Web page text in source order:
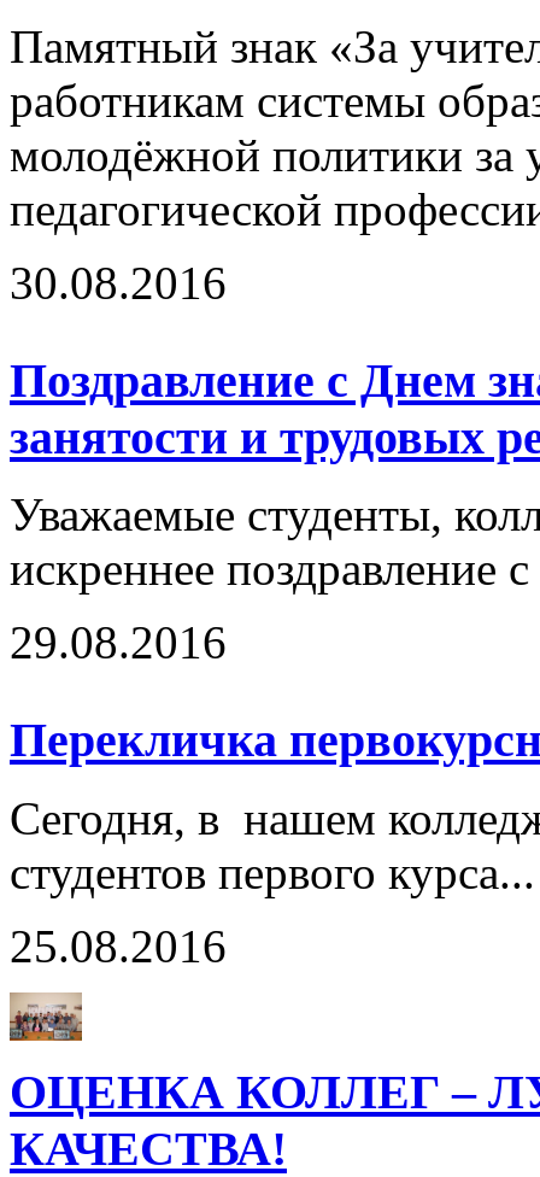
Памятный знак «За
работникам системы
молодёжной политики за
педагогической
30.08.2016
Поздравление с Днем
занятости и
Уважаемые студенты,
искреннее поздравление
29.08.2016
Перекличка
Сегодня, в нашем
студентов первого
25.08.2016
ОЦЕНКА КОЛЛЕГ –
КАЧЕСТВА!